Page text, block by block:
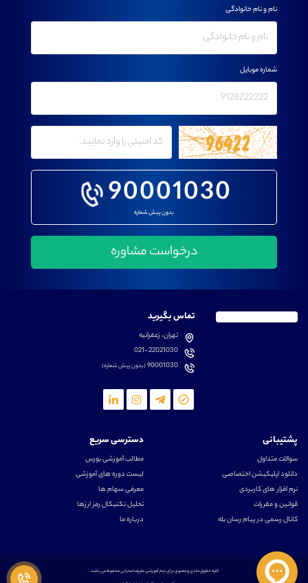
90001030
بدون پیش شماره
نام و نام خانوادگی
شماره موبایل
تماس بگیرید
تهران، زعفرانیه
021-22021030
90001030(بدون پیش شماره)
پشتیبانی
سوالات متداول
دانلود اپلیکیشن اختصاصی
نرم افزار های کاربردی
قوانین و مقررات
کانال رسمی در پیام رسان بله
دسترسی سریع
مطالب آموزشی بورس
لیست دوره های آموزشی
معرفی سهام ها
تحلیل تکنیکال رمز ارزها
درباره ما
کلیه حقوق مادی و معنوی برای تیم آموزشی علیرضا محرابی محفوظ می باشد.